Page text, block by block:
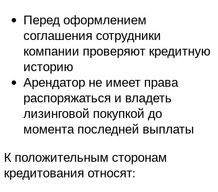
Перед оформлением
соглашения сотрудники
компании проверяют кредитную
историю
Арендатор не имеет права
распоряжаться и владеть
лизинговой покупкой до
момента последней выплаты
К положительным сторонам
кредитования относят: